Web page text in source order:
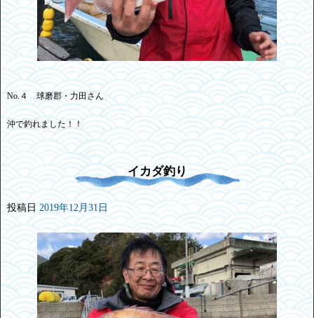
No.４ 球磨郡・力田さん
沖で釣れました！！
イカダ釣り
投稿日 2019年12月31日